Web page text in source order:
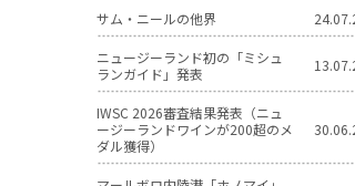
サム・ニールの他界
ニュージーランド初の「ミシュ
ランガイド」発表
IWSC 2026審査結果発表（ニュ
ージーランドワインが200超のメ
ダル獲得）